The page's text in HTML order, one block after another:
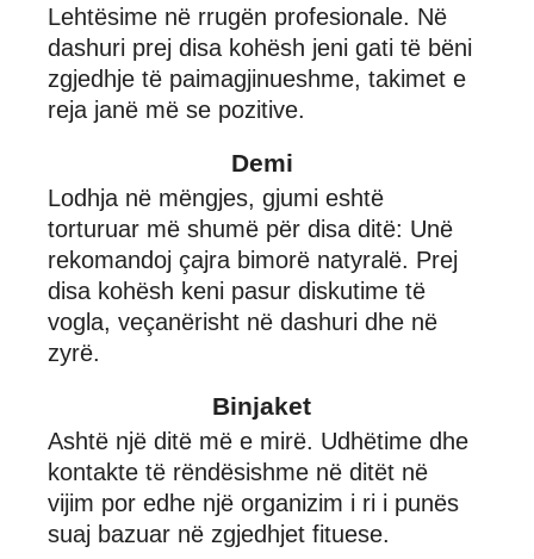
Lehtësime në rrugën profesionale. Në
dashuri prej disa kohësh jeni gati të bëni
zgjedhje të paimagjinueshme, takimet e
reja janë më se pozitive.
Demi
Lodhja në mëngjes, gjumi eshtë
torturuar më shumë për disa ditë: Unë
rekomandoj çajra bimorë natyralë. Prej
disa kohësh keni pasur diskutime të
vogla, veçanërisht në dashuri dhe në
zyrë.
Binjaket
Ashtë një ditë më e mirë. Udhëtime dhe
kontakte të rëndësishme në ditët në
vijim por edhe një organizim i ri i punës
suaj bazuar në zgjedhjet fituese.